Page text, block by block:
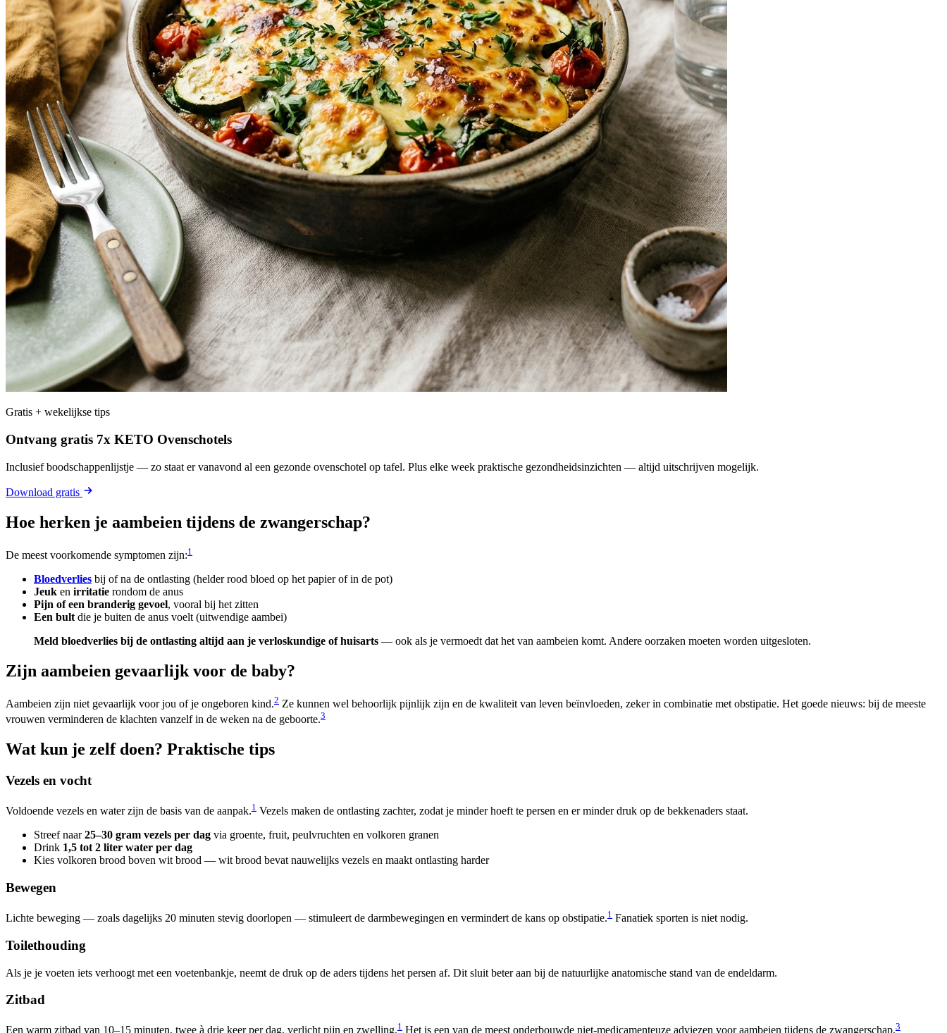
Gratis + wekelijkse tips
Ontvang gratis 7x KETO Ovenschotels
Inclusief boodschappenlijstje — zo staat er vanavond al een gezonde ovenschotel op tafel. Plus elke week praktische gezondheidsinzichten — altijd uitschrijven mogelijk.
Download gratis
Hoe herken je aambeien tijdens de zwangerschap?
De meest voorkomende symptomen zijn:1
Bloedverlies bij of na de ontlasting (helder rood bloed op het papier of in de pot)
Jeuk en irritatie rondom de anus
Pijn of een branderig gevoel, vooral bij het zitten
Een bult die je buiten de anus voelt (uitwendige aambei)
Meld bloedverlies bij de ontlasting altijd aan je verloskundige of huisarts — ook als je vermoedt dat het van aambeien komt. Andere oorzaken moeten worden uitgesloten.
Zijn aambeien gevaarlijk voor de baby?
Aambeien zijn niet gevaarlijk voor jou of je ongeboren kind.2 Ze kunnen wel behoorlijk pijnlijk zijn en de kwaliteit van leven beïnvloeden, zeker in combinatie met obstipatie. Het goede nieuws: bij de meeste
vrouwen verminderen de klachten vanzelf in de weken na de geboorte.3
Wat kun je zelf doen? Praktische tips
Vezels en vocht
Voldoende vezels en water zijn de basis van de aanpak.1 Vezels maken de ontlasting zachter, zodat je minder hoeft te persen en er minder druk op de bekkenaders staat.
Streef naar25–30 gram vezels per dag via groente, fruit, peulvruchten en volkoren granen
Drink 1,5 tot 2 liter water per dag
Kies volkoren brood boven wit brood — wit brood bevat nauwelijks vezels en maakt ontlasting harder
Bewegen
Lichte beweging — zoals dagelijks 20 minuten stevig doorlopen — stimuleert de darmbewegingen en vermindert de kans op obstipatie.1 Fanatiek sporten is niet nodig.
Toilethouding
Als je je voeten iets verhoogt met een voetenbankje, neemt de druk op de aders tijdens het persen af. Dit sluit beter aan bij de natuurlijke anatomische stand van de endeldarm.
Zitbad
Een warm zitbad van 10–15 minuten, twee à drie keer per dag, verlicht pijn en zwelling.1 Het is een van de meest onderbouwde niet-medicamenteuze adviezen voor aambeien tijdens de zwangerschap.3